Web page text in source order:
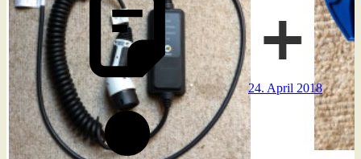
24. April 2018